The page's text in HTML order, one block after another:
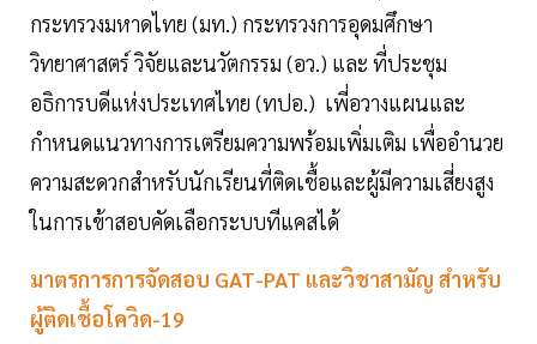
กระทรวงมหาดไทย (มท.) กระทรวงการอุดมศึกษา
วิทยาศาสตร์ วิจัยและนวัตกรรม (อว.) และ ที่ประชุม
อธิการบดีแห่งประเทศไทย (ทปอ.) เพี่อวางแผนและ
กำหนดแนวทางการเตรียมความพร้อมเพิ่มเติม เพื่ออำนวย
ความสะดวกสำหรับนักเรียนที่ติดเชื้อและผู้มีความเสี่ยงสูง
ในการเข้าสอบคัดเลือกระบบทีแคสได้
มาตรการการจัดสอบ GAT-PAT และวิชาสามัญ สำหรับ
ผู้ติดเชื้อโควิด-19